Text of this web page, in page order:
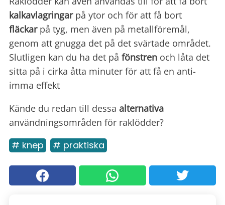
kalkavlagringarpå ytor och för att få bort
fläckarpå tyg, men även på metallföremål,
genom att gnugga det på det svärtade området.
Slutligen kan du ha det på fönstren och låta det
sitta på i cirka åtta minuter för att få en anti-
imma effekt
Kände du redan till dessa alternativa
användningsområden för raklödder?
# knep # praktiska